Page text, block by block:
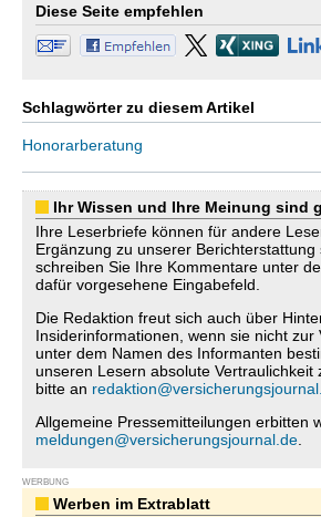
Diese Seite empfehlen
Schlagwörter zu diesem Artikel
Honorarberatung
Ihr Wissen und Ihre Meinung sind
Ihre Leserbriefe können für andere
Ergänzung zu unserer Berichterstattung
schreiben Sie Ihre Kommentare unter
dafür vorgesehene Eingabefeld.
Die Redaktion freut sich auch über
Insiderinformationen, wenn sie nicht zur
unter dem Namen des Informanten
unseren Lesern absolute Vertraulichkeit
bitte an
Allgemeine Pressemitteilungen erbitten
meldungen@versicherungsjournal.de
WERBUNG
Werben im Extrablatt